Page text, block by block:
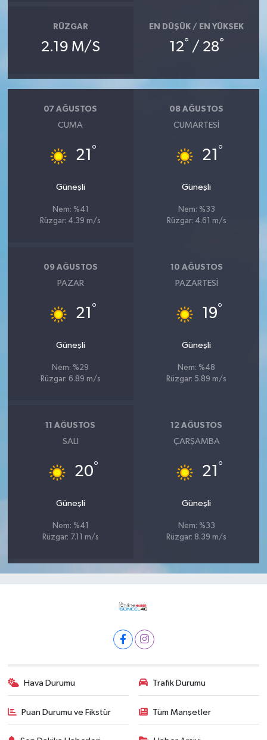
RÜZGAR
2.19 M/S
EN DÜŞÜK / EN YÜKSEK
12° / 28°
07 AĞUSTOS
CUMA
21 °
Güneşli
Nem: %41
Rüzgar: 4.39 m/s
08 AĞUSTOS
CUMARTESI
21 °
Güneşli
Nem: %33
Rüzgar: 4.61 m/s
09 AĞUSTOS
PAZAR
21 °
Güneşli
Nem: %29
Rüzgar: 6.89 m/s
10 AĞUSTOS
PAZARTESI
19°
Güneşli
Nem: %48
Rüzgar: 5.89 m/s
11 AĞUSTOS
SALI
20°
Güneşli
Nem: %41
Rüzgar: 7.11 m/s
12 AĞUSTOS
ÇARŞAMBA
21 °
Güneşli
Nem: %33
Rüzgar: 8.39 m/s
Hava Durumu Trafik Durumu
Puan Durumu ve Fikstür Tüm Manşetler